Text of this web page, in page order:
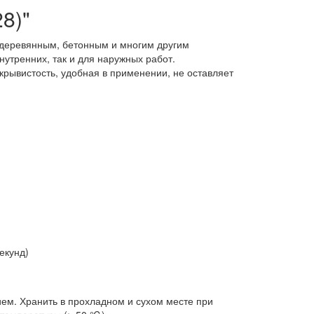
бетонным и многим другим
так и для наружных работ.
удобная в применении, не оставляет
Хранить в прохладном и сухом месте при